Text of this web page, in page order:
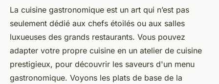
La cuisine gastronomique est un art qui n’est pas
seulement dédié aux chefs étoilés ou aux salles
luxueuses des grands restaurants. Vous pouvez
adapter votre propre cuisine en un atelier de cuisine
prestigieux, pour découvrir les saveurs d'un menu
gastronomique. Voyons les plats de base de la